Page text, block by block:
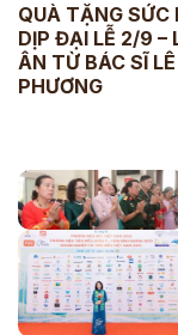
QUÀ TẶNG SỨC
DỊP ĐẠI LỄ 2/9 –
ÂN TỪ BÁC SĨ LÊ
PHƯƠNG